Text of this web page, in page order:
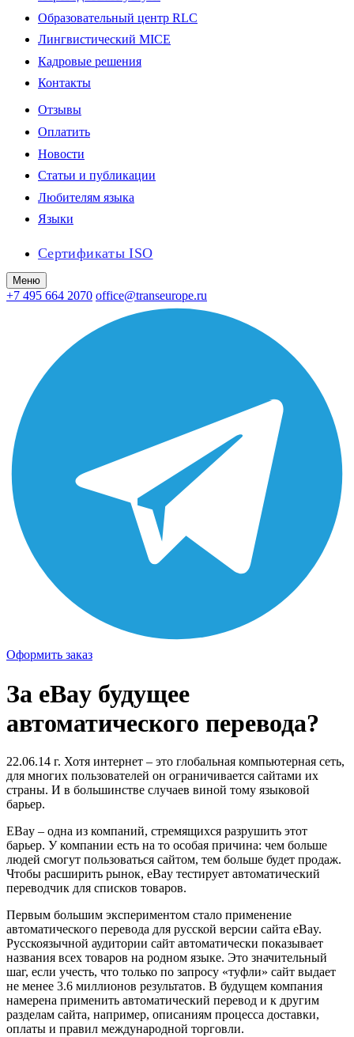
Образовательный центр RLC
Лингвистический MICE
Кадровые решения
Контакты
Отзывы
Оплатить
Новости
Статьи и публикации
Любителям языка
Языки
Сертификаты ISO
Меню
+7 495 664 2070 office@transeurope.ru
Оформить заказ
За eBay будущее
автоматического перевода?
22.06.14 г. Хотя интернет – это глобальная компьютерная сеть,
для многих пользователей он ограничивается сайтами их
страны. И в большинстве случаев виной тому языковой
барьер.
EBay – одна из компаний, стремящихся разрушить этот
барьер. У компании есть на то особая причина: чем больше
людей смогут пользоваться сайтом, тем больше будет продаж.
Чтобы расширить рынок, eBay тестирует автоматический
переводчик для списков товаров.
Первым большим экспериментом стало применение
автоматического перевода для русской версии сайта eBay.
Русскоязычной аудитории сайт автоматически показывает
названия всех товаров на родном языке. Это значительный
шаг, если учесть, что только по запросу «туфли» сайт выдает
не менее 3.6 миллионов результатов. В будущем компания
намерена применить автоматический перевод и к другим
разделам сайта, например, описаниям процесса доставки,
оплаты и правил международной торговли.